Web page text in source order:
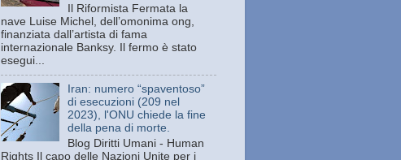
Il Riformista Fermata la
nave Luise Michel, dell’omonima ong,
finanziata dall’artista di fama
internazionale Banksy. Il fermo è stato
esegui...
Iran: numero “spaventoso”
di esecuzioni (209 nel
2023), l'ONU chiede la fine
della pena di morte.
Blog Diritti Umani - Human
Rights Il capo delle Nazioni Unite per i